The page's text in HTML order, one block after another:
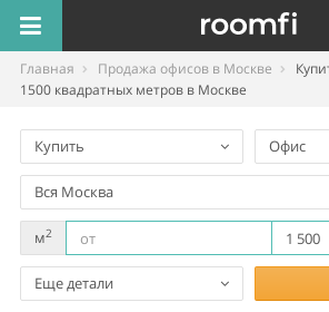
Главная Продажа офисов в Москве
1500 квадратных метров в Москве
Купить Офис
Вся Москва
м2
Еще детали